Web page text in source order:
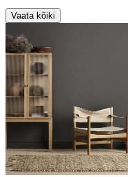
Vaata kõiki